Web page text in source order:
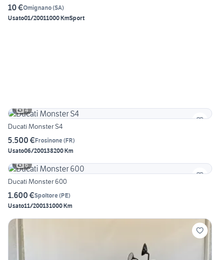
10 €Omignano(SA)
Usato01/20011000 KmSport
4
Ducati Monster S4
5.500 €Frosinone(FR)
Usato06/200138200 Km
6
Ducati Monster 600
1.600 €Spoltore(PE)
Usato11/200131000 Km